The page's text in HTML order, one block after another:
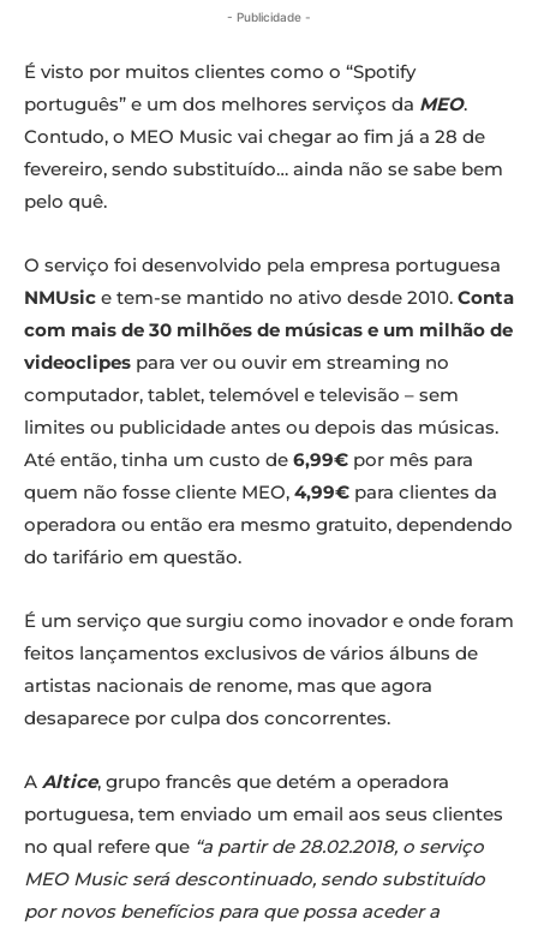
- Publicidade -
É visto por muitos clientes como o “Spotify
português” e um dos melhores serviços da MEO.
Contudo, o MEO Music vai chegar ao fim já a 28 de
fevereiro, sendo substituído… ainda não se sabe bem
pelo quê.
O serviço foi desenvolvido pela empresa portuguesa
NMUsic e tem-se mantido no ativo desde 2010. Conta
com mais de 30 milhões de músicas e um milhão de
videoclipes para ver ou ouvir em streaming no
computador, tablet, telemóvel e televisão – sem
limites ou publicidade antes ou depois das músicas.
Até então, tinha um custo de 6,99€ por mês para
quem não fosse cliente MEO, 4,99€ para clientes da
operadora ou então era mesmo gratuito, dependendo
do tarifário em questão.
É um serviço que surgiu como inovador e onde foram
feitos lançamentos exclusivos de vários álbuns de
artistas nacionais de renome, mas que agora
desaparece por culpa dos concorrentes.
A Altice, grupo francês que detém a operadora
portuguesa, tem enviado um email aos seus clientes
no qual refere que “a partir de 28.02.2018, o serviço
MEO Music será descontinuado, sendo substituído
por novos benefícios para que possa aceder a